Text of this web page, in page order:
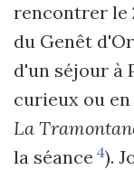
rencontrer le
du Genêt d'Or
d'un séjour à
curieux ou
La
la séance 4).